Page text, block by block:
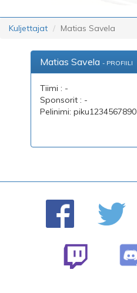
Kuljettajat Matias Savela
Matias Savela - PROFIILI
Tiimi : -
Sponsorit : -
Pelinimi: piku1234567890